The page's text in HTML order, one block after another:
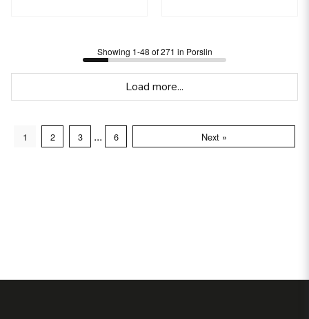
Showing 1-48 of 271 in Porslin
Load more...
1 2 3 ... 6 Next »